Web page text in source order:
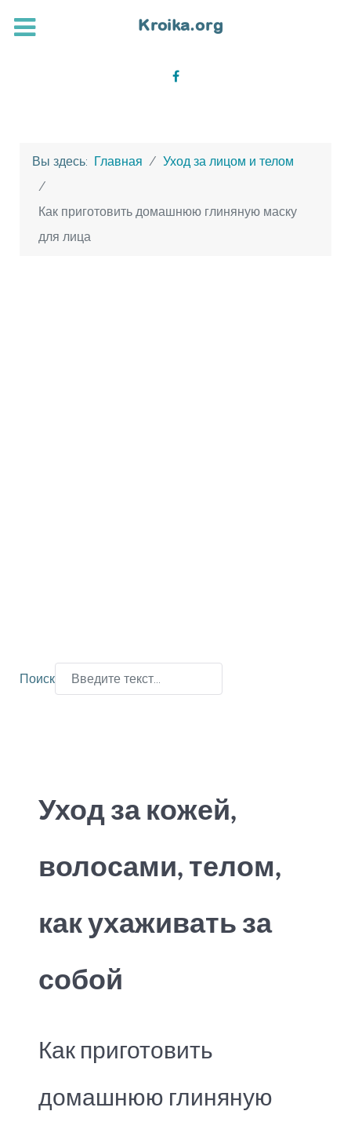
Вы здесь: Главная Уход за лицом и телом
Как приготовить домашнюю глиняную маску
для лица
Поиск
Уход за кожей,
волосами, телом,
как ухаживать за
собой
Как приготовить
домашнюю глиняную